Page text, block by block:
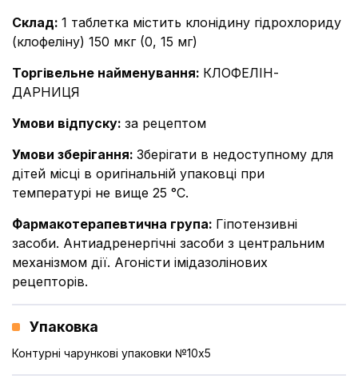
Склад: 1 таблетка містить клонідину гідрохлориду
(клофеліну) 150 мкг (0, 15 мг)
Торгівельне найменування: КЛОФЕЛІН-
ДАРНИЦЯ
Умови відпуску: за рецептом
Умови зберігання: Зберігати в недоступному для
дітей місці в оригінальній упаковці при
температурі не вище 25 °С.
Фармакотерапевтична група: Гіпотензивні
засоби. Антиадренергічні засоби з центральним
механізмом дії. Агоністи імідазолінових
рецепторів.
Упаковка
Контурні чарункові упаковки №10x5